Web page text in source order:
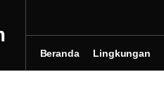
Beranda Lingkungan